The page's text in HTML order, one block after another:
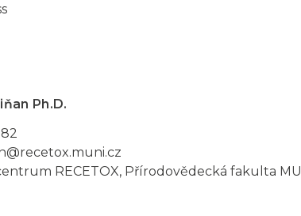
Ph.D.
RECETOX, Přírodovědecká fakulta MU